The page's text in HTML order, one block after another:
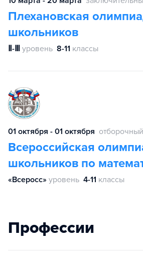
Плехановская
школьников
Ⅱ-Ⅲ уровень 8-11 классы
01 октября - 01 октября
Всероссийская
школьников по
«Всеросс» уровень 4-11 классы
Профессии